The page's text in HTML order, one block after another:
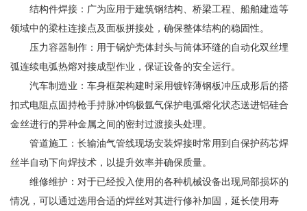
结构件焊接：广为应用于建筑钢结构、桥梁工程、船舶建造等
领域中的梁柱连接点及面板拼接处，确保整体结构的稳固性。
压力容器制作：用于锅炉壳体封头与筒体环缝的自动化双丝埋
弧连续电弧热熔对接成型作业，保证设备的安全运行。
汽车制造业：车身框架构建时采用镀锌薄钢板冲压成形后的搭
扣式电阻点固持枪手持脉冲钨极氩气保护电弧熔化状态送进铝硅合
金丝进行的异种金属之间的密封过渡接头处理。
管道施工：长输油气管线现场安装焊接时常用到自保护药芯焊
丝半自动下向焊技术，以提升效率并确保质量。
维修维护：对于已经投入使用的各种机械设备出现局部损坏的
情况，可以通过选用合适的焊丝对其进行修补加固，延长使用寿